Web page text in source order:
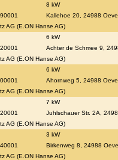
8 kW
Kallehoe 20, 24988
AG (E.ON Hanse AG)
6 kW
Achter de Schmee 9,
AG (E.ON Hanse AG)
6 kW
Ahornweg 5, 24988
AG (E.ON Hanse AG)
7 kW
Juhlschauer Str. 2A,
AG (E.ON Hanse AG)
3 kW
Birkenweg 8, 24988
AG (E.ON Hanse AG)